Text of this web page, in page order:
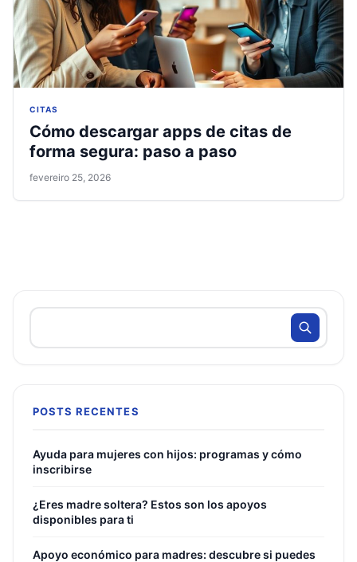
CITAS
Cómo descargar apps de citas de
forma segura: paso a paso
fevereiro 25, 2026
POSTS RECENTES
Ayuda para mujeres con hijos: programas y cómo
inscribirse
¿Eres madre soltera? Estos son los apoyos
disponibles para ti
Apoyo económico para madres: descubre si puedes